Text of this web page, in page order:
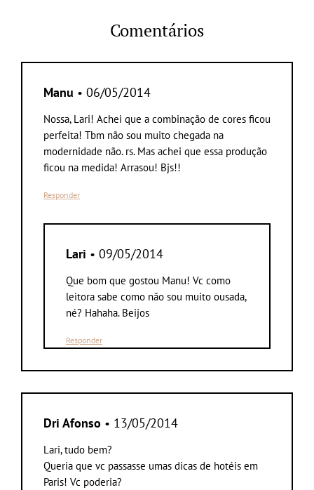
Comentários
Manu • 06/05/2014
Nossa, Lari! Achei que a combinação de cores ficou
perfeita! Tbm não sou muito chegada na
modernidade não. rs. Mas achei que essa produção
ficou na medida! Arrasou! Bjs!!
Responder
Lari • 09/05/2014
Que bom que gostou Manu! Vc como
leitora sabe como não sou muito ousada,
né? Hahaha. Beijos
Responder
Dri Afonso • 13/05/2014
Lari, tudo bem?
Queria que vc passasse umas dicas de hotéis em
Paris! Vc poderia?